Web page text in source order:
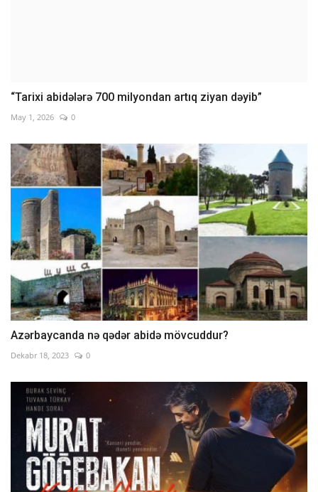
“Tarixi abidələrə 700 milyondan artıq ziyan dəyib”
May 1, 2026 0
Azərbaycanda nə qədər abidə mövcuddur?
Dekabr 18, 2023 0